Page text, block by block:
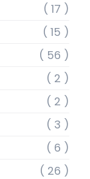
( 17 )
( 15 )
( 56 )
( 2 )
( 2 )
( 3 )
( 6 )
( 26 )